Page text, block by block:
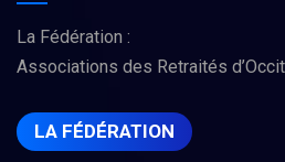
La Fédération :
Associations des Retraités
LA FÉDÉRATION